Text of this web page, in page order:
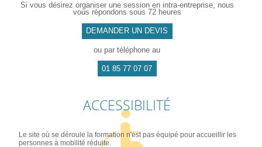
Si vous désirez organiser une session en intra-entreprise, nous
vous répondons sous 72 heures
DEMANDER UN DEVIS
ou par téléphone au
01 85 77 07 07
ACCESSIBILITÉ
Le site où se déroule la formation n'est pas équipé pour accueillir les
personnes à mobilité réduite.